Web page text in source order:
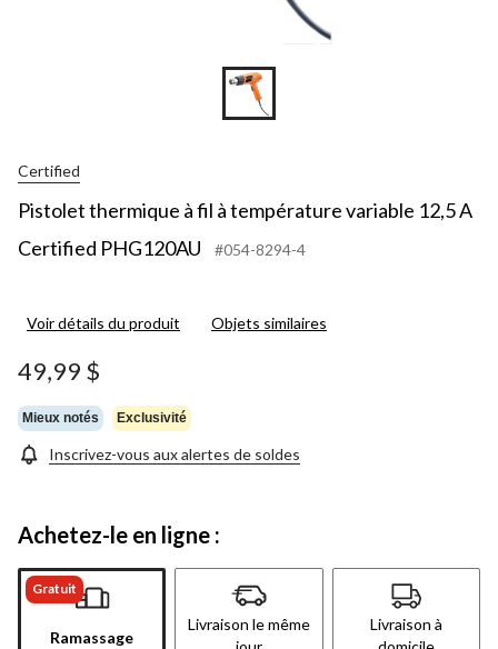
Certified
Pistolet thermique à fil à température variable 12,5 A
Certified PHG120AU
#054-8294-4
Voir détails du produit Objets similaires
49,99 $
Mieux notés Exclusivité
Inscrivez-vous aux alertes de soldes
Achetez-le en ligne :
Gratuit
Ramassage
Livraison le même
Livraison à